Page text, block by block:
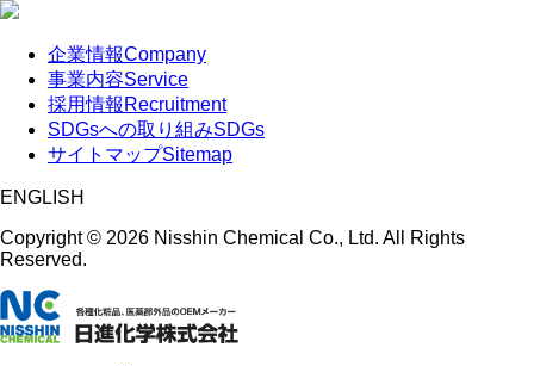
企業情報Company
事業内容Service
採用情報 Recruitment
SDGsへの取り組みSDGs
サイトマップSitemap
ENGLISH
Copyright © 2026 Nisshin Chemical Co., Ltd. All Rights
Reserved.